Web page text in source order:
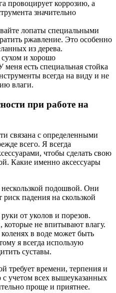
провоцирует коррозию, а
значительно
лопаты специальными
ржавление. Это особенно
из дерева.
и хорошо
есть специальная стойка
всегда на виду и не
влаги.
при работе на
связана с определенными
всего. Я всегда
чтобы сделать свою
Какие именно аксессуары
подошвой. Они
падения на скользкой
от уколов и порезов.
не впитывают влагу.
в воде может быть
я всегда использую
суставы.
требует времени, терпения и
учетом всех вышеуказанных
проще и приятнее.